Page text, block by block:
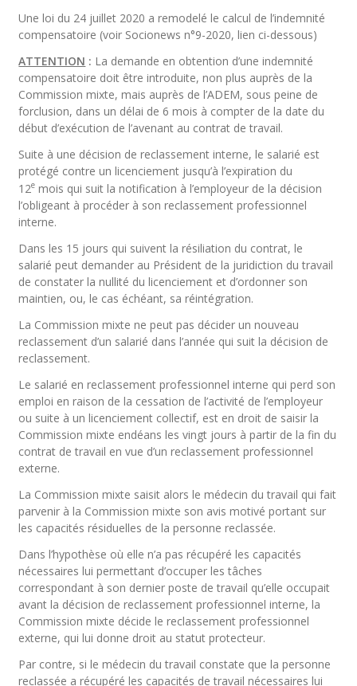
Une loi du 24 juillet 2020 a remodelé le calcul de l’indemnité
compensatoire (voir Socionews n°9-2020, lien ci-dessous)
ATTENTION : La demande en obtention d’une indemnité
compensatoire doit être introduite, non plus auprès de la
Commission mixte, mais auprès de l’ADEM, sous peine de
forclusion, dans un délai de 6 mois à compter de la date du
début d’exécution de l’avenant au contrat de travail.
Suite à une décision de reclassement interne, le salarié est
protégé contre un licenciement jusqu’à l’expiration du
12e mois qui suit la notification à l’employeur de la décision
l’obligeant à procéder à son reclassement professionnel
interne.
Dans les 15 jours qui suivent la résiliation du contrat, le
salarié peut demander au Président de la juridiction du travail
de constater la nullité du licenciement et d’ordonner son
maintien, ou, le cas échéant, sa réintégration.
La Commission mixte ne peut pas décider un nouveau
reclassement d’un salarié dans l’année qui suit la décision de
reclassement.
Le salarié en reclassement professionnel interne qui perd son
emploi en raison de la cessation de l’activité de l’employeur
ou suite à un licenciement collectif, est en droit de saisir la
Commission mixte endéans les vingt jours à partir de la fin du
contrat de travail en vue d’un reclassement professionnel
externe.
La Commission mixte saisit alors le médecin du travail qui fait
parvenir à la Commission mixte son avis motivé portant sur
les capacités résiduelles de la personne reclassée.
Dans l’hypothèse où elle n’a pas récupéré les capacités
nécessaires lui permettant d’occuper les tâches
correspondant à son dernier poste de travail qu’elle occupait
avant la décision de reclassement professionnel interne, la
Commission mixte décide le reclassement professionnel
externe, qui lui donne droit au statut protecteur.
Par contre, si le médecin du travail constate que la personne
reclassée a récupéré les capacités de travail nécessaires lui